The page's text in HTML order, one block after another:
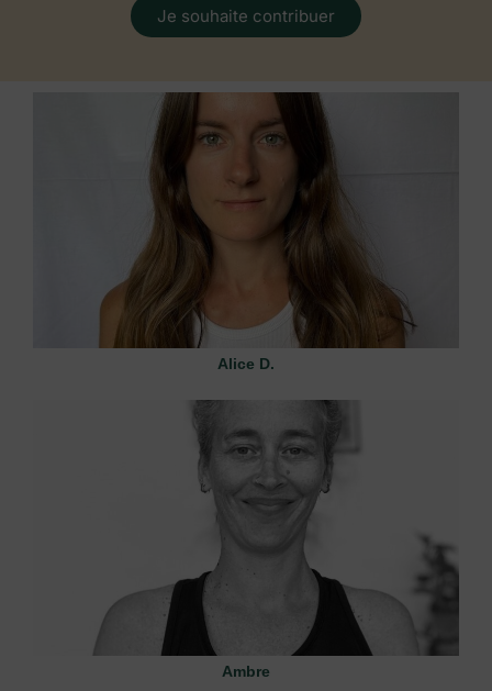
Je souhaite contribuer
Alice D.
Ambre